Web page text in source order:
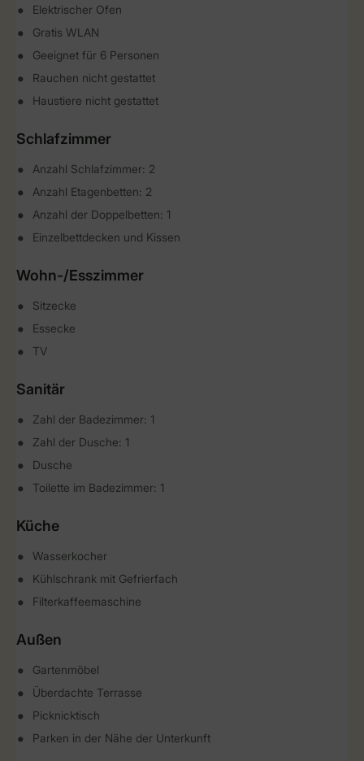
Elektrischer Ofen
Gratis WLAN
Geeignet für 6 Personen
Rauchen nicht gestattet
Haustiere nicht gestattet
Schlafzimmer
Anzahl Schlafzimmer: 2
Anzahl Etagenbetten: 2
Anzahl der Doppelbetten: 1
Einzelbettdecken und Kissen
Wohn-/Esszimmer
Sitzecke
Essecke
TV
Sanitär
Zahl der Badezimmer: 1
Zahl der Dusche: 1
Dusche
Toilette im Badezimmer: 1
Küche
Wasserkocher
Kühlschrank mit Gefrierfach
Filterkaffeemaschine
Außen
Gartenmöbel
Überdachte Terrasse
Picknicktisch
Parken in der Nähe der Unterkunft